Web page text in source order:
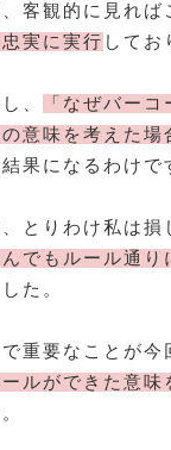
客観的に見れば
実に実行 してお
、
「なぜバー
意味を考えた場
果になるわけで
とりわけ私は
んでもルール通
た。
重要なことが今
ールができた意